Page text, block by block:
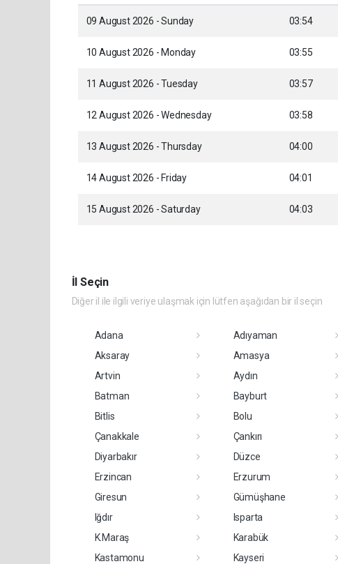
09 August 2026 - Sunday 03:54
10 August 2026 - Monday 03:55
11 August 2026 - Tuesday 03:57
12 August 2026 - Wednesday 03:58
13 August 2026 - Thursday 04:00
14 August 2026 - Friday 04:01
15 August 2026 - Saturday 04:03
İl Seçin
Diğer il ile ilgili veriye ulaşmak için lütfen aşağıdan bir il seçin
Adana Adıyaman
Aksaray
Amasya
Artvin
Aydın
Batman
Bayburt
Bitlis
Bolu
Çanakkale
Çankırı
Diyarbakır
Düzce
Erzincan
Erzurum
Giresun
Gümüşhane
Iğdır
Isparta
K.Maraş
Karabük
Kastamonu
Kayseri